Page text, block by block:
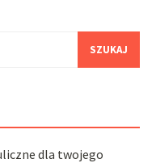
dla twojego